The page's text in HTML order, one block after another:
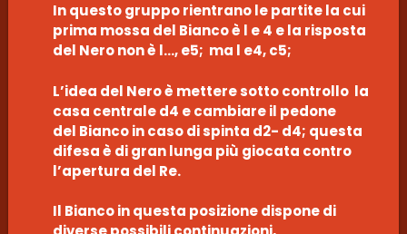
In questo gruppo rientrano le partite la cui
prima mossa del Bianco è l e 4 e la risposta
del Nero non è l…, e5; ma l e4, c5;
L’idea del Nero è mettere sotto controllo la
casa centrale d4 e cambiare il pedone
del Bianco in caso di spinta d2- d4; questa
difesa è di gran lunga più giocata contro
l’apertura del Re.
Il Bianco in questa posizione dispone di